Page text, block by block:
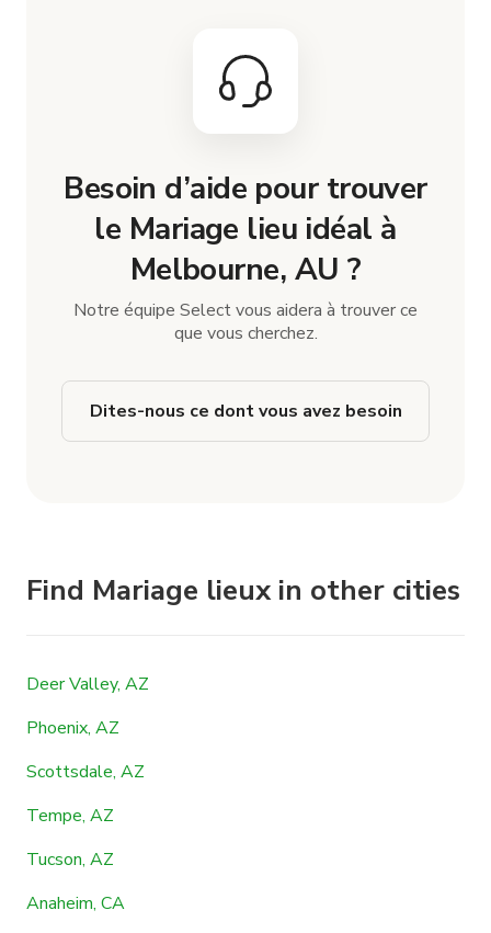
Besoin d’aide pour trouver
le Mariage lieu idéal à
Melbourne, AU ?
Notre équipe Select vous aidera à trouver ce
que vous cherchez.
Dites-nous ce dont vous avez besoin
Find Mariage lieux in other cities
Deer Valley, AZ
Phoenix, AZ
Scottsdale, AZ
Tempe, AZ
Tucson, AZ
Anaheim, CA